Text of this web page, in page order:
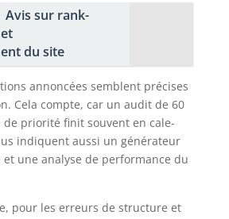
Avis sur rank-
du site
annoncées semblent précises
Cela compte, car un audit de 60
de priorité finit souvent en cale-
indiquent aussi un générateur
une analyse de performance du
pour les erreurs de structure et